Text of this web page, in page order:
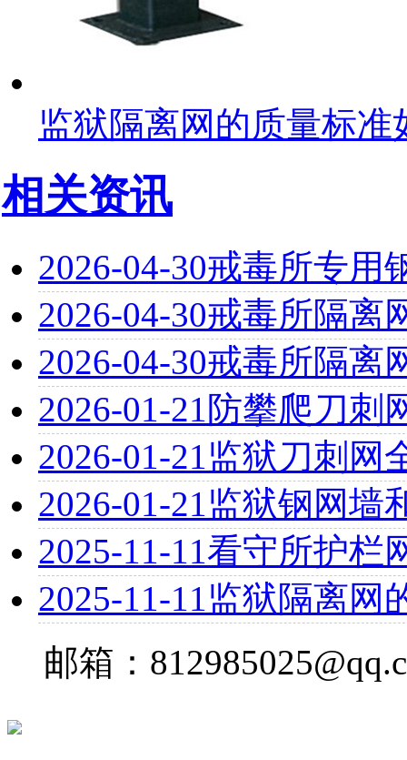
监狱隔离网的质量标准
相关资讯
2026-04-30戒毒所专用
2026-04-30戒毒所隔离
2026-04-30戒毒所隔离
2026-01-21 防攀爬刀刺
2026-01-21监狱刀刺网
2026-01-21监狱钢网墙
2025-11-11看守所护栏
2025-11-11监狱隔离网
邮箱：